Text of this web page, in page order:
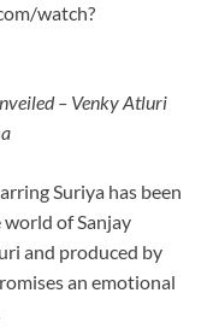
watch?
– Venky Atluri
Suriya has been
of Sanjay
and produced by
an emotional